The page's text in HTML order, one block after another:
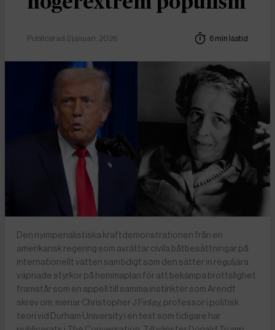
Publicerad 2 januari, 2026 6 min lästid
Den nyimperialistiska kraftdemonstrationen från en
amerikansk regering som avrättar civila båtbesättningar på
internationellt vatten samtidigt som den sätter in reguljära
väpnade styrkor på hemmaplan för att bekämpa brottslighet
framstår som en appell till samma instinkter som Arendt
skrev om, menar Christopher J Finlay, professor i politisk
teori vid Durham University i en text som tidigare har